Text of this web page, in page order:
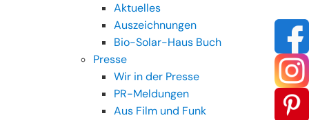
Aktuelles
Auszeichnungen
Bio-Solar-Haus Buch
Presse
Wir in der Presse
PR-Meldungen
Aus Film und Funk